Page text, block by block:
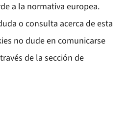
a la normativa europea.
o consulta acerca de esta
no dude en comunicarse
de la sección de